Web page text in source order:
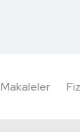
Makaleler